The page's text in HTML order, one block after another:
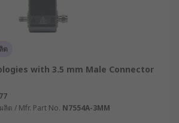
ต
with 3.5 mm Male Connector
ต / Mfr. Part No. N7554A-3MM